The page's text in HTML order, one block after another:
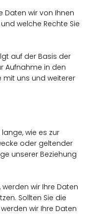
Daten wir von Ihnen
welche Rechte Sie
auf der Basis der
Aufnahme in den
mit uns und weiterer
wie es zur
oder geltender
unserer Beziehung
wir Ihre Daten
Sollten Sie die
wir Ihre Daten